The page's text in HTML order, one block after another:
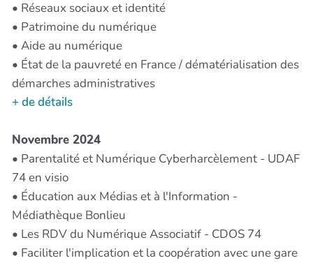
• Réseaux sociaux et identité
• Patrimoine du numérique
• Aide au numérique
• État de la pauvreté en France / dématérialisation des
démarches administratives
+ de détails
Novembre 2024
• Parentalité et Numérique Cyberharcèlement - UDAF
74 en visio
• Éducation aux Médias et à l'Information -
Médiathèque Bonlieu
• Les RDV du Numérique Associatif - CDOS 74
• Faciliter l'implication et la coopération avec une gare